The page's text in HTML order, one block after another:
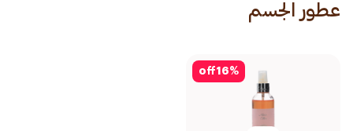
عطور الجسم
16%
off